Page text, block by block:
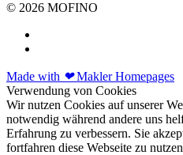
© 2026 MOFINO
Made with ❤Makler Homepages
Verwendung von Cookies
Wir nutzen Cookies auf unserer
notwendig während andere uns
Erfahrung zu verbessern. Sie
fortfahren diese Webseite zu